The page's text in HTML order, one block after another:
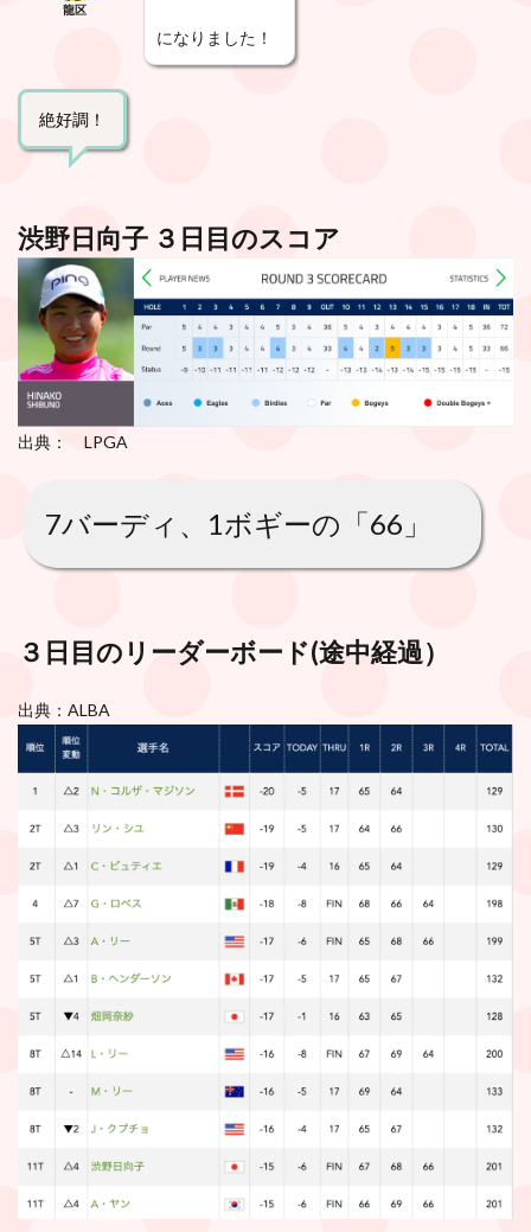
龍区
になりました！
絶好調！
渋野日向子 ３日目のスコア
出典： LPGA
7バーディ、1ボギーの「66」
３日目のリーダーボード(途中経過）
出典：ALBA